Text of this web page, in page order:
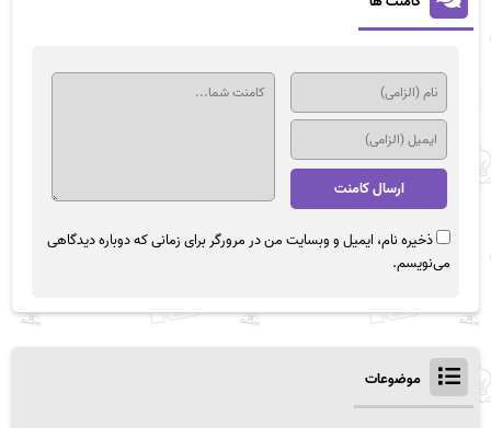
ذخیره نام، ایمیل و وبسایت من در مرورگر برای زمانی که دوباره دیدگاهی
می‌نویسم.
موضوعات